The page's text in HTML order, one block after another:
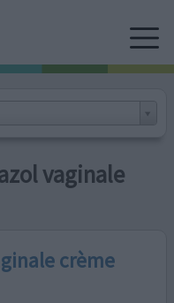
vaginale
crème